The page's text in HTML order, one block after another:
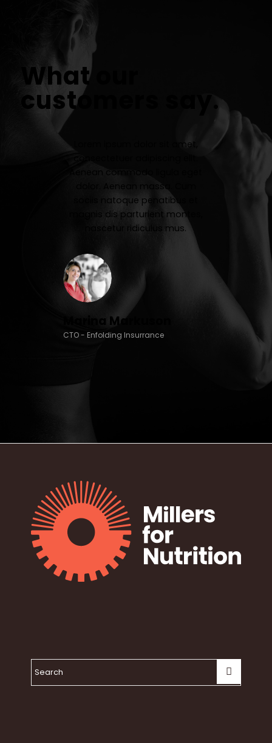
What our
customers say .
Lorem ipsum dolor sit amet,
Aenean commodo ligula eget
dolor. Aenean massa. Cum
sociis natoque penatibus et
magnis dis parturient montes,
nascetur ridiculus mus.
Marina Markuson
CTO - Enfolding Insurrance